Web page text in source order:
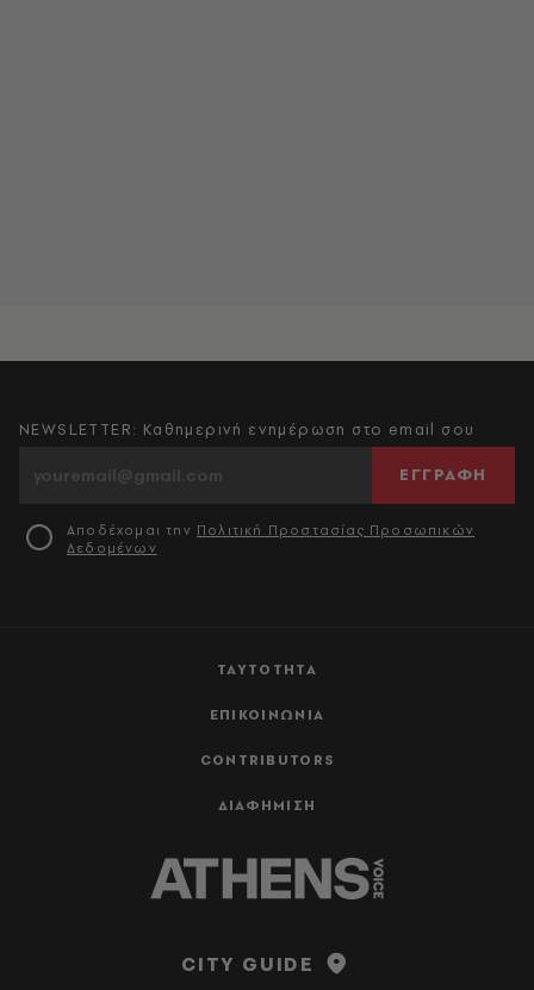
ΤΑΥΤΟΤΗΤΑ
ΕΠΙΚΟΙΝΩΝΙΑ
CONTRIBUTORS
ΔΙΑΦΗΜΙΣΗ
NEWSLETTER: Καθημερινή ενημέρωση στο email σου
ΕΓΓΡΑΦΗ
Αποδέχομαι την Πολιτική Προστασίας Προσωπικών
Δεδομένων
CITY GUIDE